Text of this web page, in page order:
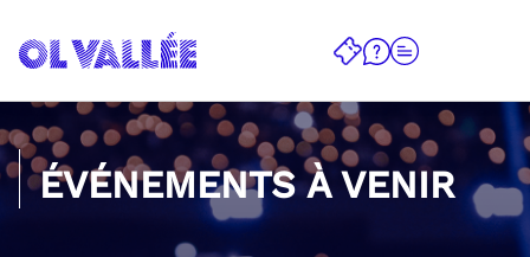
ÉVÉNEMENTS À VENIR